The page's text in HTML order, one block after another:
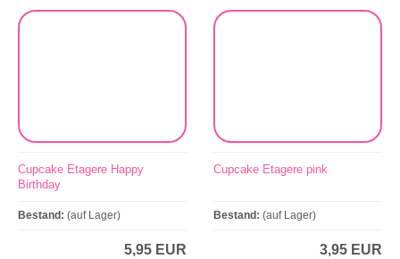
Cupcake Etagere Happy
Birthday
Bestand: (auf Lager)
5,95 EUR
Cupcake Etagere pink
Bestand: (auf Lager)
3,95 EUR